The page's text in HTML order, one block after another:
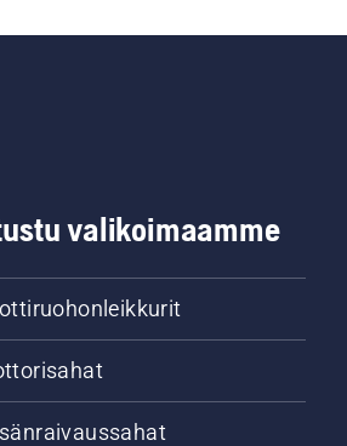
valikoimaamme